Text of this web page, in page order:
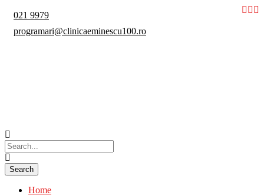
021 9979
programari@clinicaeminescu100.ro
Home